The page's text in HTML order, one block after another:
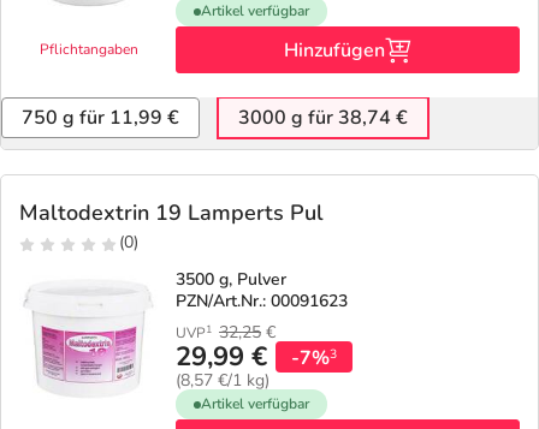
Pflichtangaben
Artikel verfügbar
Hinzufügen
750 g für 11,99 € 3000 g für 38,74 €
Maltodextrin 19 Lamperts Pul
(0)
3500 g, Pulver
PZN/Art.Nr.: 00091623
UVP1 32,25 €
29,99 €
(8,57 €/1 kg)
-7%3
Artikel verfügbar